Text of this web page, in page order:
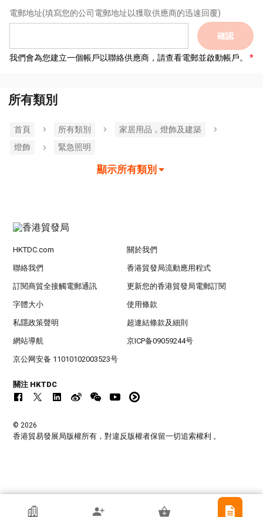
電郵地址(填寫您的公司電郵地址以獲取供應商的迅速回覆)
確認
我們會為您建立一個帳戶以聯絡供應商，請查看電郵並啟動帳戶。
所有類別
首頁 所有類別
家居用品，燈飾及建築
燈飾
緊急照​​明
顯示所有類別
香港貿發局參展商
HKTDC.com 關於我們
聯絡我們 香港貿發局流動應用程式
訂閱商貿全接觸電郵通訊 更新您的香港貿發局電郵訂閱
字體大小 使用條款
私隱政策聲明 超連結條款及細則
網站導航 京ICP备09059244号
京公网安备 11010102003523号
關注 HKTDC
© 2026
香港貿易發展局版權所有，對違反版權者保留一切追索權利 。